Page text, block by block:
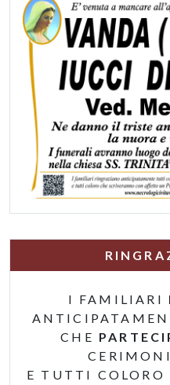
I FAMILIARI
CHE
E TUTTI COLORO